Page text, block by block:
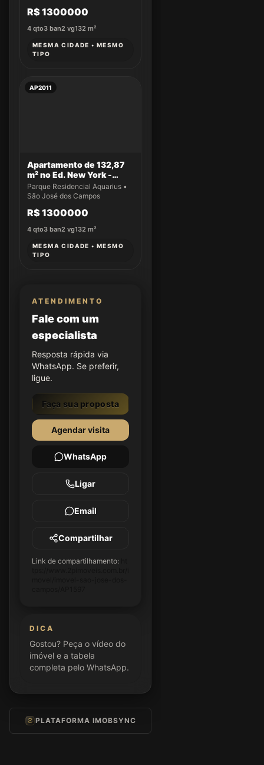
R$ 1300000
4 qto3 ban2 vg132 m²
MESMA CIDADE • MESMO
TIPO
AP2011
Apartamento de 132,87
m² no Ed. New York -
Apto 43
Parque Residencial Aquarius •
São José dos Campos
R$ 1300000
4 qto3 ban2 vg132 m²
MESMA CIDADE • MESMO
TIPO
ATENDIMENTO
Fale com um
especialista
Resposta rápida via
WhatsApp. Se preferir,
ligue.
Faça sua proposta
Agendar visita
WhatsApp
Ligar
Email
Compartilhar
Link de compartilhamento:
DICA
Gostou? Peça o vídeo do
imóvel e a tabela
completa pelo WhatsApp.
PLATAFORMA IMOBSYNC